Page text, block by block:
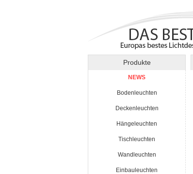
Produkte
NEWS
Bodenleuchten
Deckenleuchten
Hängeleuchten
Tischleuchten
Wandleuchten
Einbauleuchten